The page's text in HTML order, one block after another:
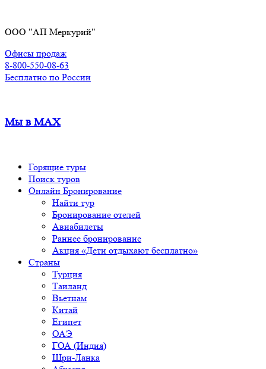
содержимому
ООО "АП Меркурий"
Офисы продаж
8-800-550-08-63
Бесплатно по России
Мы в MAX
Горящие туры
Поиск туров
Онлайн Бронирование
Найти тур
Бронирование отелей
Авиабилеты
Раннее бронирование
Акция «Дети отдыхают бесплатно»
Страны
Турция
Таиланд
Вьетнам
Китай
Египет
ОАЭ
ГОА (Индия)
Шри-Ланка